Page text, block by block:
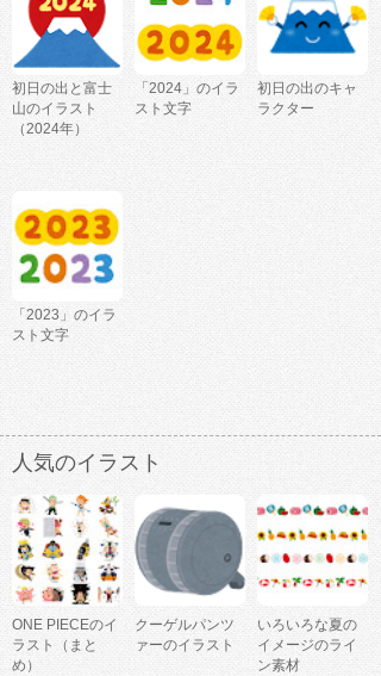
初日の出と富士
山のイラスト
（2024年）
「2024」のイラ
スト文字
初日の出のキャ
ラクター
「2023」のイラ
スト文字
人気のイラスト
ONE PIECEのイ
ラスト（まと
め）
クーゲルパンツ
ァーのイラスト
いろいろな夏の
イメージのライ
ン素材